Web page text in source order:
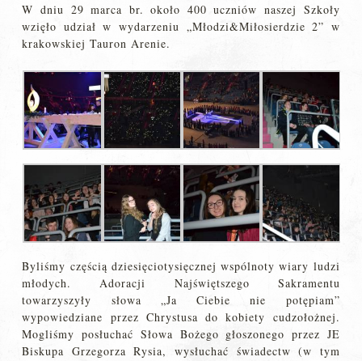
W dniu 29 marca br. około 400 uczniów naszej Szkoły
wzięło udział w wydarzeniu „Młodzi&Miłosierdzie 2” w
krakowskiej Tauron Arenie.
Byliśmy częścią dziesięciotysięcznej wspólnoty wiary ludzi
młodych. Adoracji Najświętszego Sakramentu
towarzyszyły słowa „Ja Ciebie nie potępiam”
wypowiedziane przez Chrystusa do kobiety cudzołożnej.
Mogliśmy posłuchać Słowa Bożego głoszonego przez JE
Biskupa Grzegorza Rysia, wysłuchać świadectw (w tym